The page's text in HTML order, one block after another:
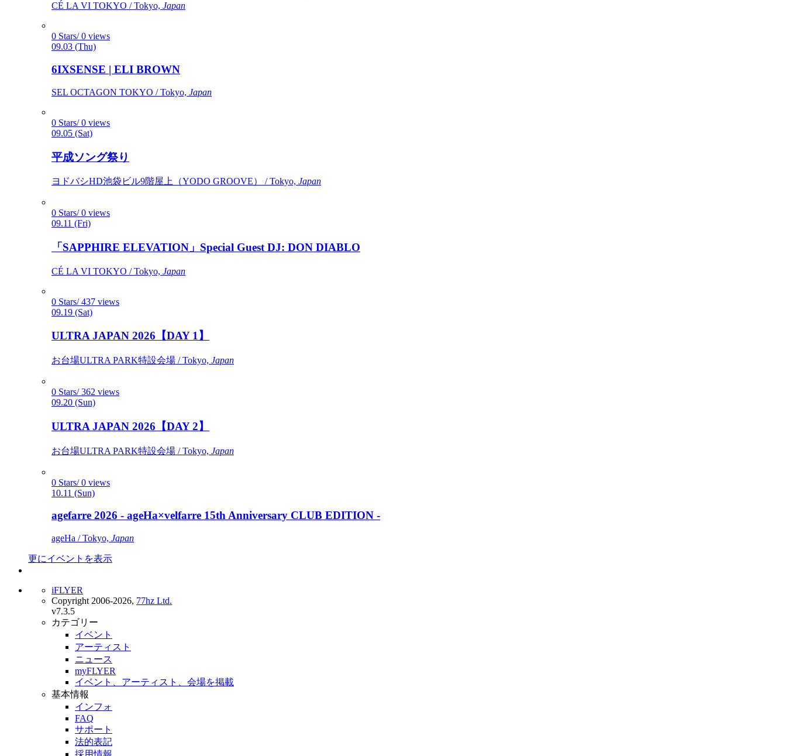
CÉ LA VI TOKYO / Tokyo, Japan
0 Stars/ 0 views
09.03 (Thu)
6IXSENSE | ELI BROWN
SEL OCTAGON TOKYO / Tokyo, Japan
0 Stars/ 0 views
09.05 (Sat)
平成ソング祭り
ヨドバシHD池袋ビル9階屋上（YODO GROOVE） / Tokyo, Japan
0 Stars/ 0 views
09.11 (Fri)
「SAPPHIRE ELEVATION」Special Guest DJ: DON DIABLO
CÉ LA VI TOKYO / Tokyo, Japan
0 Stars/ 437 views
09.19 (Sat)
ULTRA JAPAN 2026【DAY 1】
お台場ULTRA PARK特設会場 / Tokyo, Japan
0 Stars/ 362 views
09.20 (Sun)
ULTRA JAPAN 2026【DAY 2】
お台場ULTRA PARK特設会場 / Tokyo, Japan
0 Stars/ 0 views
10.11 (Sun)
agefarre 2026 - ageHa×velfarre 15th Anniversary CLUB EDITION -
ageHa / Tokyo, Japan
更にイベントを表示
iFLYER
Copyright 2006-2026, 77hz Ltd.
v7.3.5
カテゴリー
イベント
アーティスト
ニュース
myFLYER
イベント、アーティスト、会場を掲載
基本情報
インフォ
FAQ
サポート
法的表記
採用情報